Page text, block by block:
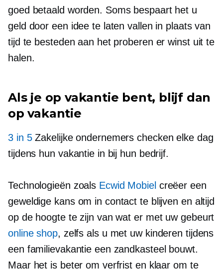
goed betaald worden. Soms bespaart het u
geld door een idee te laten vallen in plaats van
tijd te besteden aan het proberen er winst uit te
halen.
Als je op vakantie bent, blijf dan
op vakantie
3 in 5Zakelijke ondernemers checken elke dag
tijdens hun vakantie in bij hun bedrijf.
Technologieën zoals Ecwid Mobiel creëer een
geweldige kans om in contact te blijven en altijd
op de hoogte te zijn van wat er met uw gebeurt
online shop, zelfs als u met uw kinderen tijdens
een familievakantie een zandkasteel bouwt.
Maar het is beter om verfrist en klaar om te